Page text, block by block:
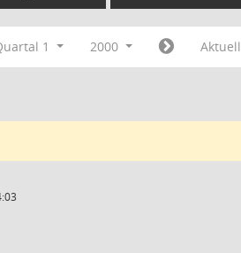
1 2000 Aktuell